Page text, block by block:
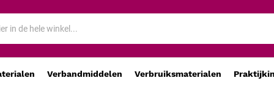
Verbandmiddelen Verbruiksmaterialen
en volwassenen-manchet, bulkverpakking van 10 stuks voor